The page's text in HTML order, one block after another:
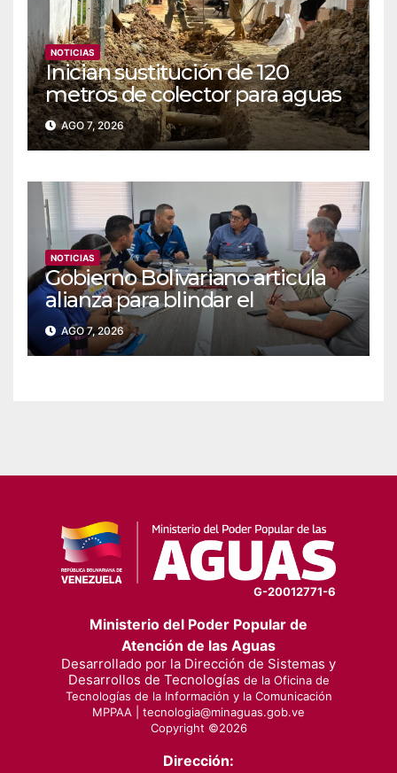
NOTICIAS
Inician sustitución de 120
metros de colector para aguas
servidas en Coche
AGO 7, 2026
NOTICIAS
Gobierno Bolivariano articula
alianza para blindar el
suministro de agua y
electricidad en Falcón
AGO 7, 2026
G-20012771-6
Ministerio del Poder Popular de
Atención de las Aguas
Desarrollado por la Dirección de Sistemas y
Desarrollos de Tecnologías de la Oficina de
Tecnologías de la Información y la Comunicación
MPPAA | tecnologia@minaguas.gob.ve
Copyright ©2026
Dirección: